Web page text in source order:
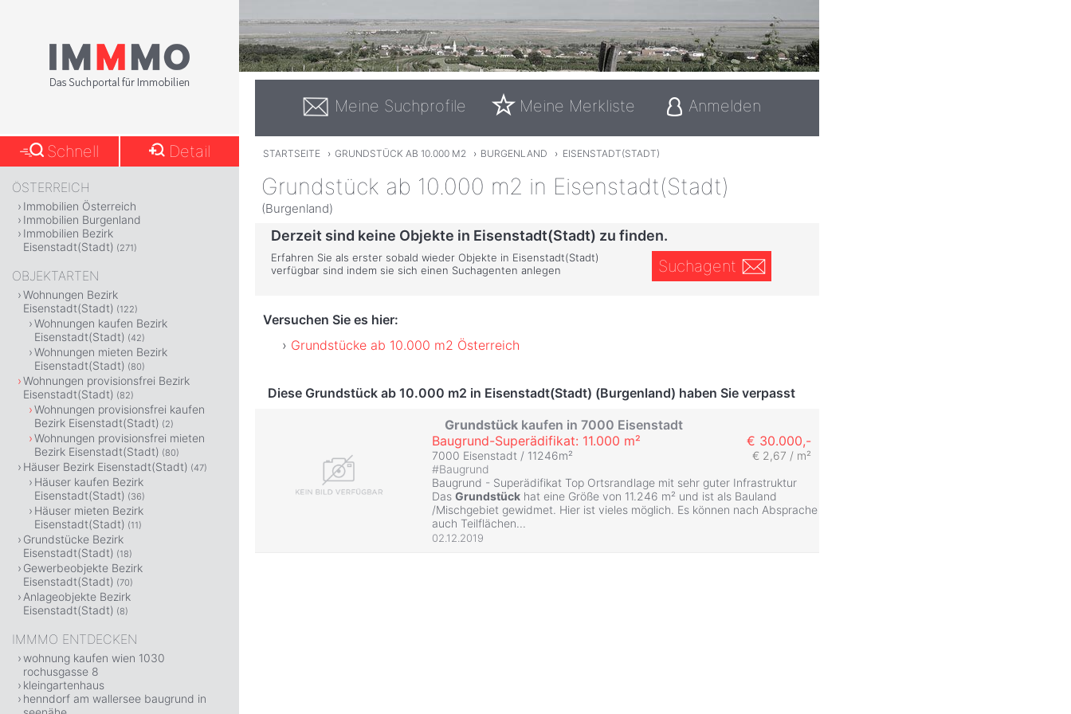
Meine Suchprofile Meine Merkliste Anmelden
STARTSEITE › GRUNDSTÜCK AB 10.000 M2 › BURGENLAND › EISENSTADT(STADT)
Grundstück ab 10.000 m2 in Eisenstadt(Stadt)
(Burgenland)
Derzeit sind keine Objekte in Eisenstadt(Stadt) zu finden.
Erfahren Sie als erster sobald wieder Objekte in Eisenstadt(Stadt)
verfügbar sind indem sie sich einen Suchagenten anlegen
Suchagent
Versuchen Sie es hier:
Grundstücke ab 10.000 m2 Österreich
Diese Grundstück ab 10.000 m2 in Eisenstadt(Stadt) (Burgenland) haben Sie verpasst
Grundstück kaufen in 7000 Eisenstadt
Baugrund-Superädifikat: 11.000 m²
€ 30.000,-
7000 Eisenstadt / 11246m²
€ 2,67 / m²
#Baugrund
Baugrund - Superädifikat Top Ortsrandlage mit sehr guter Infrastruktur
Das Grundstück hat eine Größe von 11.246 m² und ist als Bauland
/Mischgebiet gewidmet. Hier ist vieles möglich. Es können nach Absprache
auch Teilflächen...
02.12.2019
Schnell Detail
ÖSTERREICH
Immobilien Österreich
Immobilien Burgenland
Immobilien Bezirk
Eisenstadt(Stadt) (271)
OBJEKTARTEN
Wohnungen Bezirk
Eisenstadt(Stadt) (122)
Wohnungen kaufen Bezirk
Eisenstadt(Stadt) (42)
Wohnungen mieten Bezirk
Eisenstadt(Stadt) (80)
Wohnungen provisionsfrei Bezirk
Eisenstadt(Stadt) (82)
Wohnungen provisionsfrei kaufen
Bezirk Eisenstadt(Stadt) (2)
Wohnungen provisionsfrei mieten
Bezirk Eisenstadt(Stadt) (80)
Häuser Bezirk Eisenstadt(Stadt) (47)
Häuser kaufen Bezirk
Eisenstadt(Stadt) (36)
Häuser mieten Bezirk
Eisenstadt(Stadt) (11)
Grundstücke Bezirk
Eisenstadt(Stadt) (18)
Gewerbeobjekte Bezirk
Eisenstadt(Stadt) (70)
Anlageobjekte Bezirk
Eisenstadt(Stadt) (8)
IMMMO ENTDECKEN
wohnung kaufen wien 1030
rochusgasse 8
kleingartenhaus
henndorf am wallersee baugrund in